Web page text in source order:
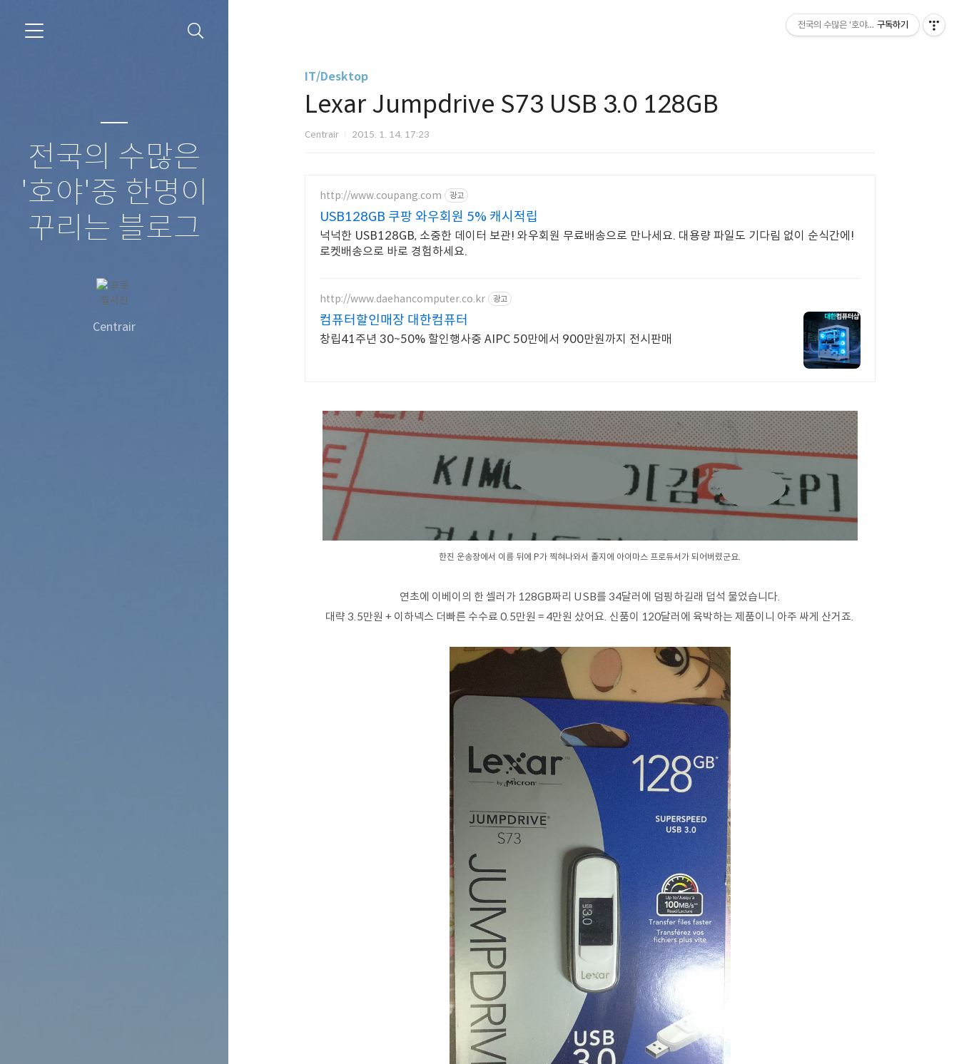
전국의 수많은
'호야'중 한명이
꾸리는 블로그
Centrair
IT/Desktop
Lexar Jumpdrive S73 USB 3.0 128GB
Centrair 2015. 1. 14. 17:23
http://www.coupang.com 광고
USB128GB 쿠팡 와우회원 5% 캐시적립
넉넉한 USB128GB, 소중한 데이터 보관! 와우회원 무료배송으로 만나세요. 대용량 파일도 기다림 없이 순식간에!
로켓배송으로 바로 경험하세요.
http://www.daehancomputer.co.kr 광고
컴퓨터할인매장 대한컴퓨터
창립41주년 30~50% 할인행사중 AIPC 50만에서 900만원까지 전시판매
한진 운송장에서 이름 뒤에 P가 찍혀나와서 졸지에 아이마스 프로듀서가 되어버렸군요.
연초에 이베이의 한 셀러가 128GB짜리 USB를 34달러에 덤핑하길래 덥석 물었습니다.
대략 3.5만원 + 이하넥스 더빠른 수수료 0.5만원 = 4만원 샀어요. 신품이 120달러에 육박하는 제품이니 아주 싸게 산거죠.
전국의 수많은 '호야'중 한명이 꾸리는 블로그
구독하기